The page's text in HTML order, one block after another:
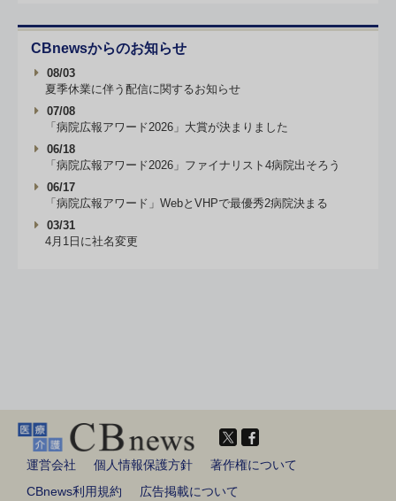
CBnewsからのお知らせ
08/03
夏季休業に伴う配信に関するお知らせ
07/08
「病院広報アワード2026」大賞が決まりました
06/18
「病院広報アワード2026」ファイナリスト4病院出そろう
06/17
「病院広報アワード」WebとVHPで最優秀2病院決まる
03/31
4月1日に社名変更
運営会社 個人情報保護方針
著作権について
CBnews利用規約
広告掲載について